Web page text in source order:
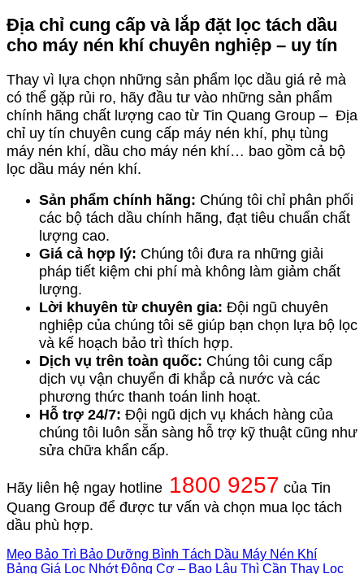
Địa chỉ cung cấp và lắp đặt lọc tách dầu
cho máy nén khí chuyên nghiệp – uy tín
Thay vì lựa chọn những sản phẩm lọc dầu giá rẻ mà
có thể gặp rủi ro, hãy đầu tư vào những sản phẩm
chính hãng chất lượng cao từ Tin Quang Group – Địa
chỉ uy tín chuyên cung cấp máy nén khí, phụ tùng
máy nén khí, dầu cho máy nén khí… bao gồm cả bộ
lọc dầu máy nén khí.
Sản phẩm chính hãng: Chúng tôi chỉ phân phối
các bộ tách dầu chính hãng, đạt tiêu chuẩn chất
lượng cao.
Giá cả hợp lý: Chúng tôi đưa ra những giải
pháp tiết kiệm chi phí mà không làm giảm chất
lượng.
Lời khuyên từ chuyên gia: Đội ngũ chuyên
nghiệp của chúng tôi sẽ giúp bạn chọn lựa bộ lọc
và kế hoạch bảo trì thích hợp.
Dịch vụ trên toàn quốc: Chúng tôi cung cấp
dịch vụ vận chuyển đi khắp cả nước và các
phương thức thanh toán linh hoạt.
Hỗ trợ 24/7: Đội ngũ dịch vụ khách hàng của
chúng tôi luôn sẵn sàng hỗ trợ kỹ thuật cũng như
sửa chữa khẩn cấp.
Hãy liên hệ ngay hotline 1800 9257 của Tin
Quang Group để được tư vấn và chọn mua lọc tách
dầu phù hợp.
Mẹo Bảo Trì Bảo Dưỡng Bình Tách Dầu Máy Nén Khí
Bảng Giá Lọc Nhớt Động Cơ – Bao Lâu Thì Cần Thay Lọc